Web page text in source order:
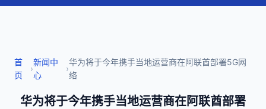
首
页
›
新闻中
心
›
华为将于今年携手当地运营商在阿联酋部署5G网
络
华为将于今年携手当地运营商在阿联酋部署